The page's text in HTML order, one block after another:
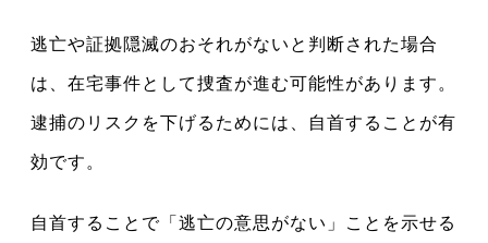
逃亡や証拠隠滅のおそれがないと判断された場合
は、在宅事件として捜査が進む可能性があります。
逮捕のリスクを下げるためには、自首することが有
効です。
自首することで「逃亡の意思がない」ことを示せる